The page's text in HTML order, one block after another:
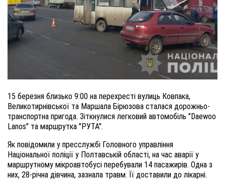
15 березня близько 9:00 на перехресті вулиць Ковпака,
Великотирнівської та Маршала Бірюзова сталася дорожньо-
транспортна пригода. Зіткнулися легковий автомобіль "Daewoo
Lanos" та маршрутка "РУТА".
Як повідомили у пресслужбі Головного управління
Національної поліції у Полтавській області, на час аварії у
маршрутному мікроавтобусі перебували 14 пасажирів. Одна з
них, 28-річна дівчина, зазнала травм. Її доставили до лікарні.